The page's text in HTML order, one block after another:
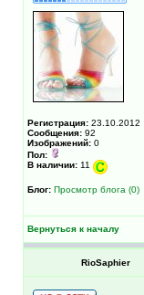
Регистрация: 23.10.2012
Сообщения: 92
Изображений: 0
Пол:
В наличии: 11
Блог: Просмотр блога (0)
Вернуться к началу
RioSaphier